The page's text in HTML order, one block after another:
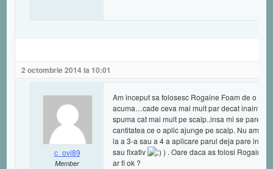
2 octombrie 2014 la 10:01
c_ovi89
Member
Am inceput sa folosesc Rogaine Foam de o
acuma…cade ceva mai mult par decat inainte
spuma cat mai mult pe scalp..insa mi se pare
cantitatea ce o aplic ajunge pe scalp. Nu am
la a 3-a sau a 4 a aplicare parul deja pare
sau fixativ
) . Oare daca as folosi Rogaine
ar fi ok ?